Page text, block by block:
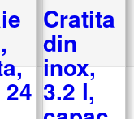
Cratita
din
inox,
3.2 l,